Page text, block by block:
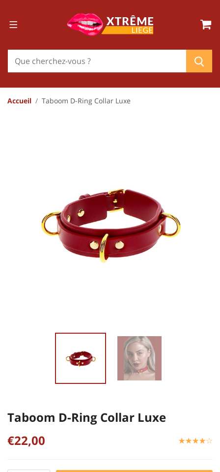
Accueil Taboom D-Ring Collar Luxe
Taboom D-Ring Collar Luxe
€22,00
☆☆☆☆☆
★★★★★